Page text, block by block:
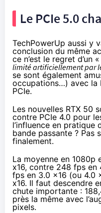
Le PCIe 5.0
TechPowerUp aussi y
conclusion du même
ce n’est le regret d’un «
limité artificiellement par
se sont également
occupations…) avec la
PCIe.
Les nouvelles RTX 50
contre PCIe 4.0 pour
l’influence en pratique
bande passante ? Pas
finalement.
La moyenne en 1080p
x16, contre 248 fps
fps en 3.0 x16 (ou 4.0
x16. Il faut descendre
chute importante :
près la même avec
pixels.